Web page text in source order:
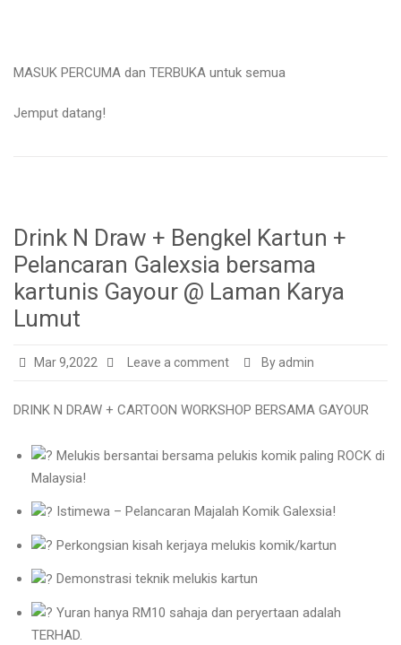
MASUK PERCUMA dan TERBUKA untuk semua
Jemput datang!
Drink N Draw + Bengkel Kartun +
Pelancaran Galexsia bersama
kartunis Gayour @ Laman Karya
Lumut
Mar 9,2022 Leave a comment By admin
DRINK N DRAW + CARTOON WORKSHOP BERSAMA GAYOUR
Melukis bersantai bersama pelukis komik paling ROCK di
Malaysia!
Istimewa – Pelancaran Majalah Komik Galexsia!
Perkongsian kisah kerjaya melukis komik/kartun
Demonstrasi teknik melukis kartun
Yuran hanya RM10 sahaja dan peryertaan adalah
TERHAD.